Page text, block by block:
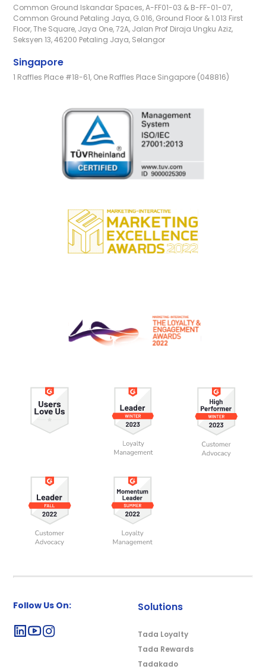
Common Ground Iskandar Spaces, A-FF01-03 & B-FF-01-07,
Common Ground Petaling Jaya, G.016, Ground Floor & 1.013 First
Floor, The Square, Jaya One, 72A, Jalan Prof Diraja Ungku Aziz,
Seksyen 13, 46200 Petaling Jaya, Selangor
Singapore
1 Raffles Place #18-61, One Raffles Place Singapore (048816)
Follow Us On: Solutions
Tada Loyalty
Tada Rewards
Tadakado